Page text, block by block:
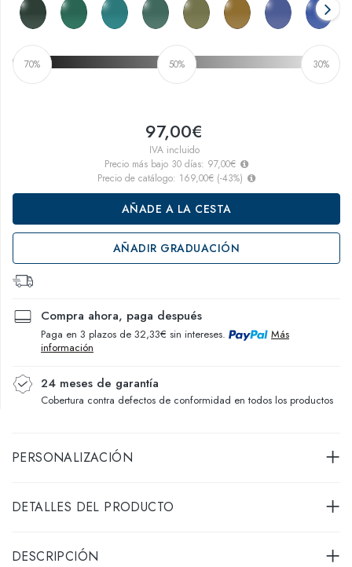
70% 50% 30%
97,00€
IVA incluido
Precio más bajo 30 días: 97,00€
Precio de catálogo: 169,00€ (-43%)
AÑADE A LA CESTA
AÑADIR GRADUACIÓN
Compra ahora, paga después
Paga en 3 plazos de 32,33€ sin intereses.
Más
información
24 meses de garantía
Cobertura contra defectos de conformidad en todos los productos
PERSONALIZACIÓN
DETALLES DEL PRODUCTO
DESCRIPCIÓN